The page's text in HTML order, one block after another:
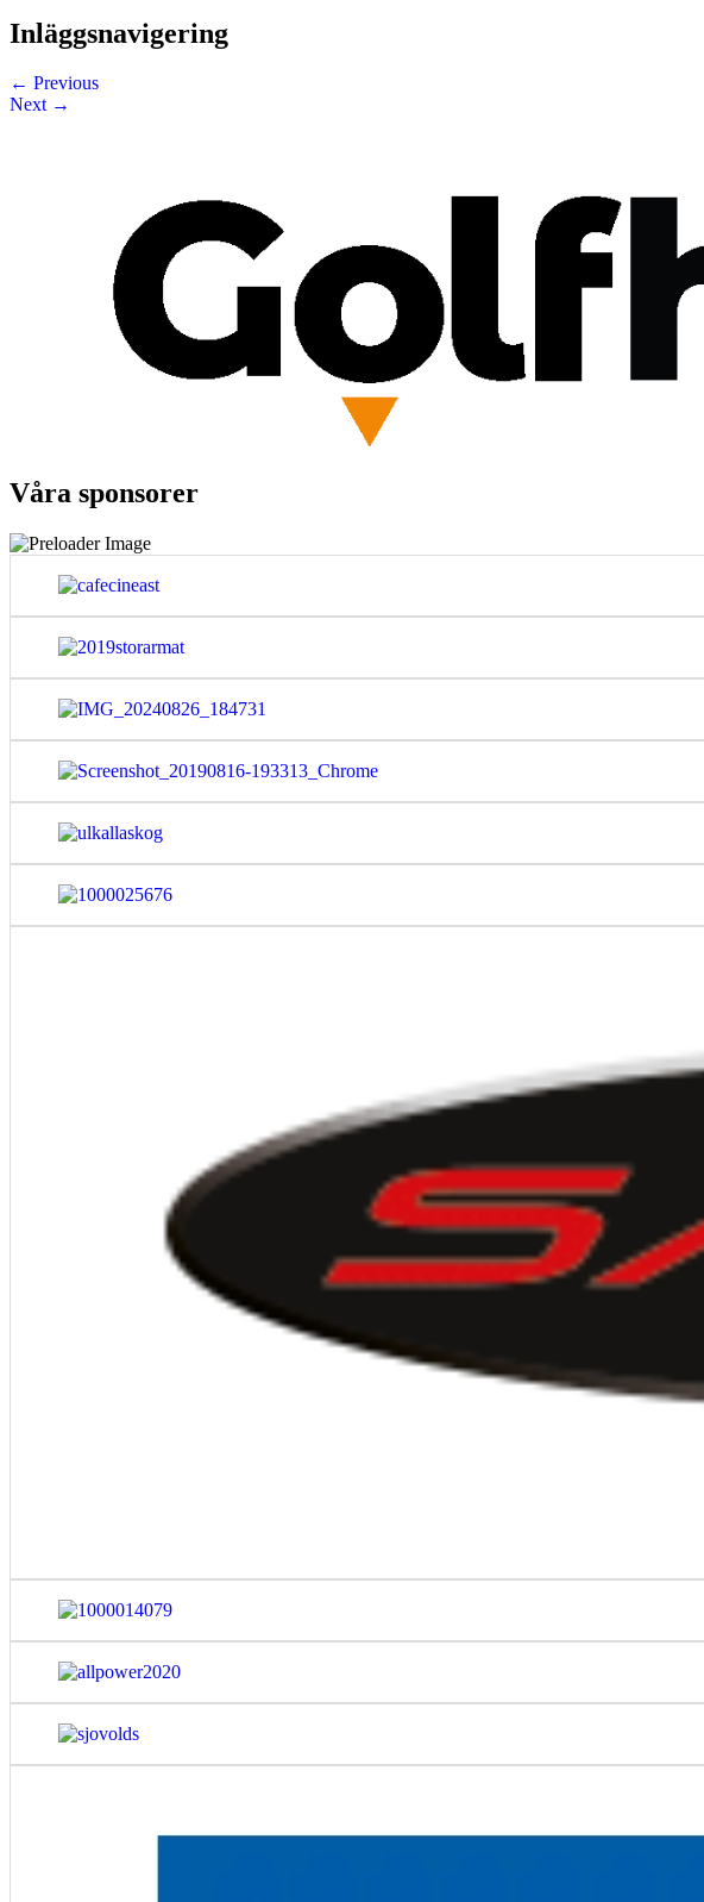
Inläggsnavigering
← Previous
Next →
Våra sponsorer